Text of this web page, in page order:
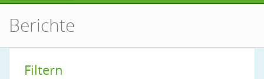
Berichte
Filtern